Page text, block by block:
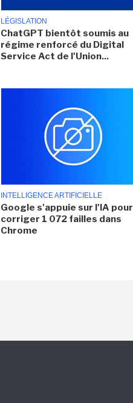
LÉGISLATION
ChatGPT bientôt soumis au
régime renforcé du Digital
Service Act de l'Union...
INTELLIGENCE ARTIFICIELLE
Google s'appuie sur l'IA pour
corriger 1 072 failles dans
Chrome